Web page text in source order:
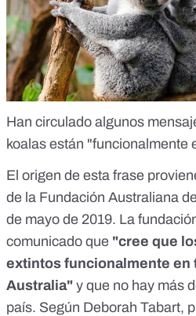
Han circulado algunos
koalas están "funcionalmente
El origen de esta frase
de la Fundación Australiana
de mayo de 2019. La
comunicado que "cree que
extintos funcionalmente en
Australia" y que no hay más
país. Según Deborah Tabart,